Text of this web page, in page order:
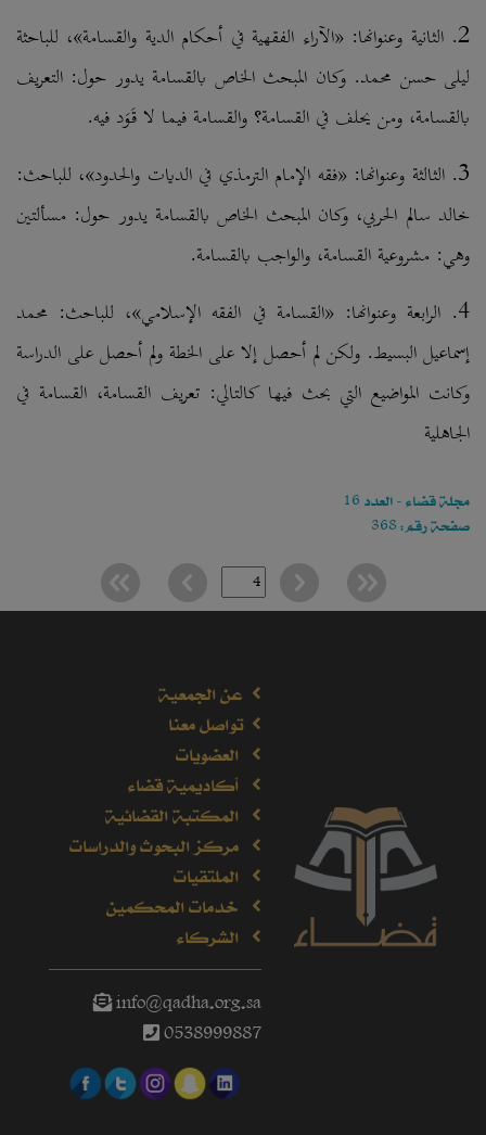
2. الثانية وعنوانها: «الآراء الفقهية في أحكام الدية والقسامة»، للباحثة
ليلى حسن محمد. وكان المبحث الخاص بالقسامة يدور حول: التعريف
بالقسامة، ومن يحلف في القسامة؟ والقسامة فيما لا قَوَد فيه.
3. الثالثة وعنوانها: «فقه الإمام الترمذي في الديات والحدود»، للباحث:
خالد سالم الحربي، وكان المبحث الخاص بالقسامة يدور حول: مسألتين
وهي: مشروعية القسامة، والواجب بالقسامة.
4. الرابعة وعنوانها: «القسامة في الفقه الإسلامي»، للباحث: محمد
إسماعيل البسيط. ولكن لم أحصل إلا على الخطة ولم أحصل على الدراسة
وكانت المواضيع التي بحث فيها كالتالي: تعريف القسامة، القسامة في
الجاهلية
مجلة قضاء - العدد 16
صفحة رقم: 368
عن الجمعية
تواصل معنا
العضويات
أكاديمية قضاء
المكتبة القضائية
مركز البحوث والدراسات
الملتقيات
خدمات المحكمين
الشركاء
info@qadha.org.sa
0538999887